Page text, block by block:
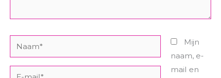
Naam*
Mijn
naam, e-
mail en